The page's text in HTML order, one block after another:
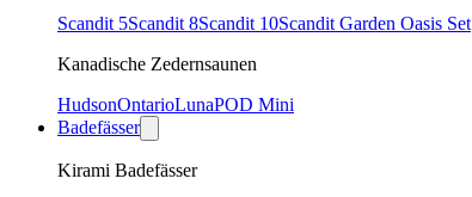
Scandit 5Scandit 8Scandit 10Scandit Garden Oasis Set
Kanadische Zedernsaunen
HudsonOntarioLunaPOD Mini
Badefässer
Kirami Badefässer